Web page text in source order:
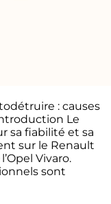
: causes
Le
sa fiabilité et sa
sur le Renault
Vivaro.
sont